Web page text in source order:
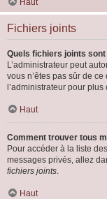
Haut
Fichiers joints
Quels fichiers joints
L’administrateur peut
vous n’êtes pas sûr de
l’administrateur pour plus
Haut
Comment trouver tous
Pour accéder à la liste
messages privés, allez
fichiers joints.
Haut